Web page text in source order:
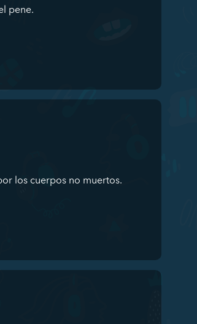
pene.
los cuerpos no muertos.